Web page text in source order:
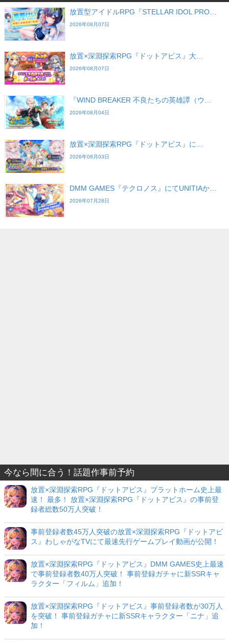
放置型アイドルRPG『STELLAR IDOL PRO…
2026年08月07日
放置×深淵探索RPG『ドットアビス』大…
2026年08月07日
『WIND BREAKER 不良たちの英雄譚（ウ…
2026年08月04日
放置×深淵探索RPG『ドットアビス』に…
2026年08月03日
DMM GAMES『テクロノス』にてUNITIAか…
2026年07月28日
今なら間に合う！話題作事前予約
放置×深淵探索RPG『ドットアビス』プラットホーム史上最
速！ 最多！ 放置×深淵探索RPG『ドットアビス』の事前登
録者総数50万人突破！
事前登録者数45万人突破の放置×深淵探索RPG『ドットアビ
ス』わしゃがなTVにて最速先行ゲームプレイ動画が公開！
放置×深淵探索RPG『ドットアビス』DMM GAMES史上最速
で事前登録者数40万人突破！ 事前登録ガチャに新SSRキャ
ラクター「フィルム」追加！
放置×深淵探索RPG『ドットアビス』事前登録者数が30万人
を突破！ 事前登録ガチャに新SSRキャラクター「ニナ」追
加！